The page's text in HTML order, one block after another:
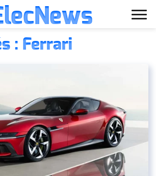
: Ferrari